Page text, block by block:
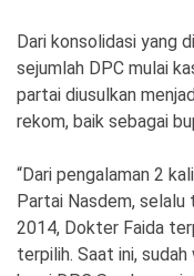
Dari konsolidasi yang
sejumlah DPC mulai
partai diusulkan
rekom, baik sebagai
“Dari pengalaman 2
Partai Nasdem, selalu
2014, Dokter Faida
terpilih. Saat ini,